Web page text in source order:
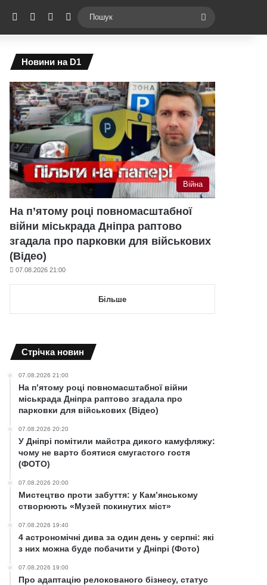
YouTubeInstagramTelegramSwitch skin
Новини на D1
Війна
На п’ятому році повномасштабної
війни міськрада Дніпра раптово
згадала про парковки для військових
(Відео)
07.08.2026 21:00
Більше
Cтрічка новин
07.08.2026 21:00
На п’ятому році повномасштабної війни
міськрада Дніпра раптово згадала про
парковки для військових (Відео)
07.08.2026 20:20
У Дніпрі помітили майстра дикого камуфляжу:
чому не варто боятися смугастого гостя
(ФОТО)
07.08.2026 20:00
Мистецтво проти забуття: у Кам’янському
створюють «Музей покинутих міст»
07.08.2026 19:40
4 астрономічні дива за один день у серпні: які
з них можна буде побачити у Дніпрі (Фото)
07.08.2026 19:00
Про адаптацію релокованого бізнесу, статус